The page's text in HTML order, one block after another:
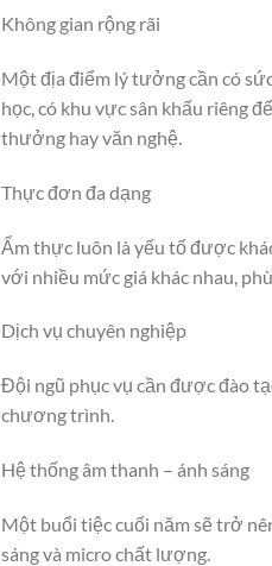
Không gian rộng rãi
Một địa điểm lý tưởng cần có
học, có khu vực sân khấu riêng
thưởng hay văn nghệ.
Thực đơn đa dạng
Ẩm thực luôn là yếu tố được
với nhiều mức giá khác nhau,
Dịch vụ chuyên nghiệp
Đội ngũ phục vụ cần được đào
chương trình.
Hệ thống âm thanh – ánh sáng
Một buổi tiệc cuối năm sẽ trở
sáng và micro chất lượng.